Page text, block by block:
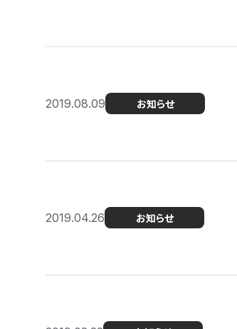
2019.08.09 お知らせ
2019.04.26 お知らせ